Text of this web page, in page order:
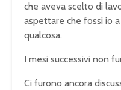
che aveva scelto di
aspettare che fossi io
qualcosa.
I mesi successivi non
Ci furono ancora